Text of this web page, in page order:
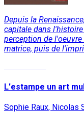
Depuis la
capitale dans
perception de
matrice, puis de
L'estampe un art
Sophie Raux, Nicolas